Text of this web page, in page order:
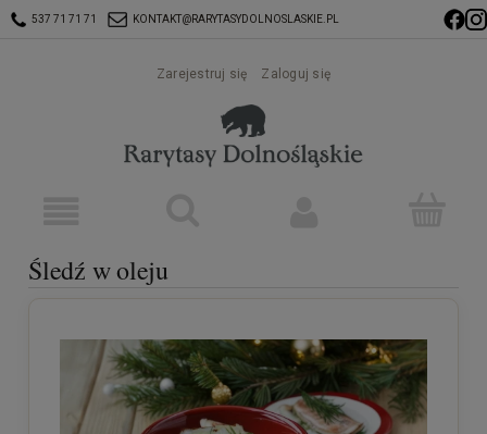
537 71 71 71 KONTAKT@RARYTASYDOLNOSLASKIE.PL
Zarejestruj się Zaloguj się
Śledź w oleju